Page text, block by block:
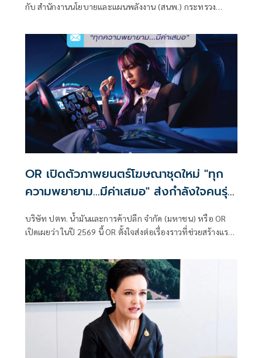
กับ สำนักงานนโยบายและแผนพลังงาน (สนพ.) กระทรวง
ไฟฟ้านครหลวง (กฟน.)
OR เปิดตัวภาพยนตร์โฆษณาชุดใหม่ "ทุก
ความพยายาม...มีค่าเสมอ" ส่งกำลังใจคนรุ่น
ใหม่ Gen Z ผ่านเรื่องราวที่ PTT Station
บริษัท ปตท. น้ำมันและการค้าปลีก จำกัด (มหาชน) หรือ OR
เปิดเผยว่า ในปี 2569 นี้ OR ตั้งใจส่งต่อเรื่องราวที่ช่วยสร้างแรง